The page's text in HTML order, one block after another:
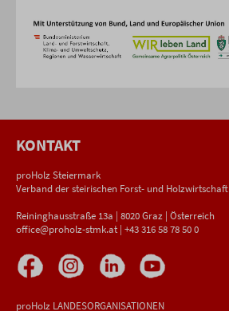
KONTAKT
proHolz Steiermark
Verband der steirischen Forst- und Holzwirtschaft
Reininghausstraße 13a | 8020 Graz | Österreich
office@proholz-stmk.at | +43 316 58 78 50 0
proHolz LANDESORGANISATIONEN